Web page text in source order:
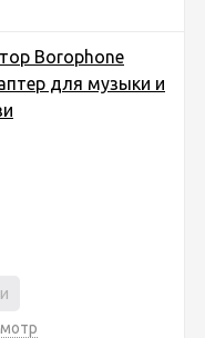
Borophone
для музыки и